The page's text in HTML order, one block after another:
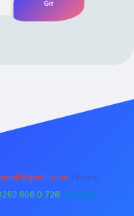
m elexbet
Teams:
606 0 726 Telegram: